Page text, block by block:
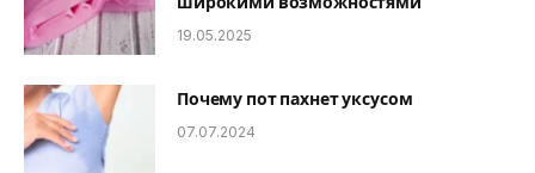
19.05.2025
Почему пот пахнет уксусом
07.07.2024